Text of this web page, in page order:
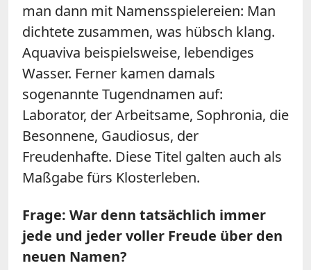
man dann mit Namensspielereien: Man
dichtete zusammen, was hübsch klang.
Aquaviva beispielsweise, lebendiges
Wasser. Ferner kamen damals
sogenannte Tugendnamen auf:
Laborator, der Arbeitsame, Sophronia, die
Besonnene, Gaudiosus, der
Freudenhafte. Diese Titel galten auch als
Maßgabe fürs Klosterleben.
Frage: War denn tatsächlich immer
jede und jeder voller Freude über den
neuen Namen?